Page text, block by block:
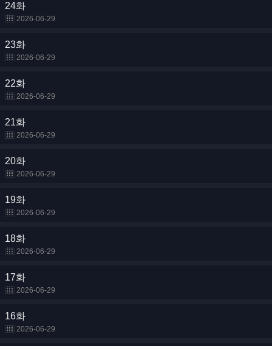
24화
2026-06-29
23화
2026-06-29
22화
2026-06-29
21화
2026-06-29
20화
2026-06-29
19화
2026-06-29
18화
2026-06-29
17화
2026-06-29
16화
2026-06-29